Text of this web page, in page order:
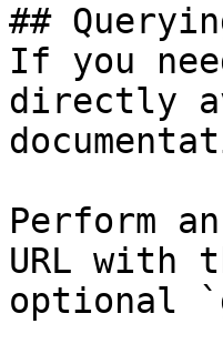
##
If you
directly
Perform
URL with
optional